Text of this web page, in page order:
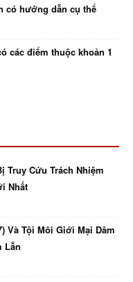
có hướng dẫn cụ thể
các điểm thuộc khoản 1
Truy Cứu Trách Nhiệm
Nhất
Và Tội Môi Giới Mại Dâm
Lẫn